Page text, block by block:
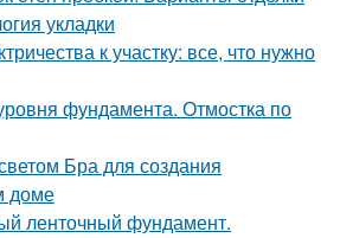
укладки
к участку: все, что нужно
фундамента. Отмостка по
Бра для создания
доме
ленточный фундамент.